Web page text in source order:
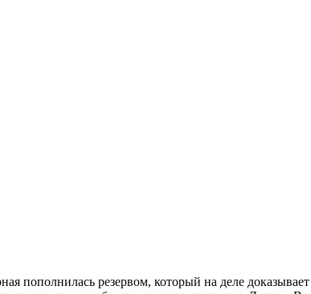
пополнилась резервом, который на деле